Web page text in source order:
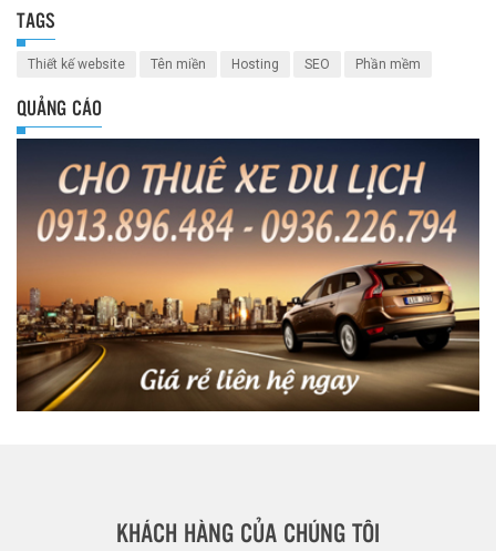
TAGS
Thiết kế website Tên miền Hosting SEO Phần mềm
QUẢNG CÁO
KHÁCH HÀNG CỦA CHÚNG TÔI